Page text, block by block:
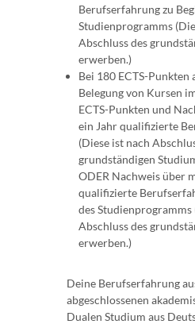
Berufserfahrung zu
Studienprogramms
Abschluss des
erwerben.)
Bei 180 ECTS-Punkten
Belegung von Kursen
ECTS-Punkten und
ein Jahr qualifizierte
(Diese ist nach
grundständigen
ODER Nachweis über
qualifizierte
des Studienprogramms
Abschluss des
erwerben.)
Deine Berufserfahrung
abgeschlossenen
Dualen Studium aus